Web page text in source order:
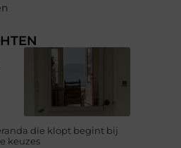
die klopt begint bij
keuzes